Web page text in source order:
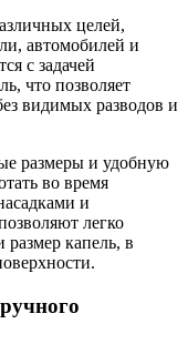
целей,
автомобилей и
с задачей
что позволяет
видимых разводов и
размеры и удобную
во время
и
легко
размер капель, в